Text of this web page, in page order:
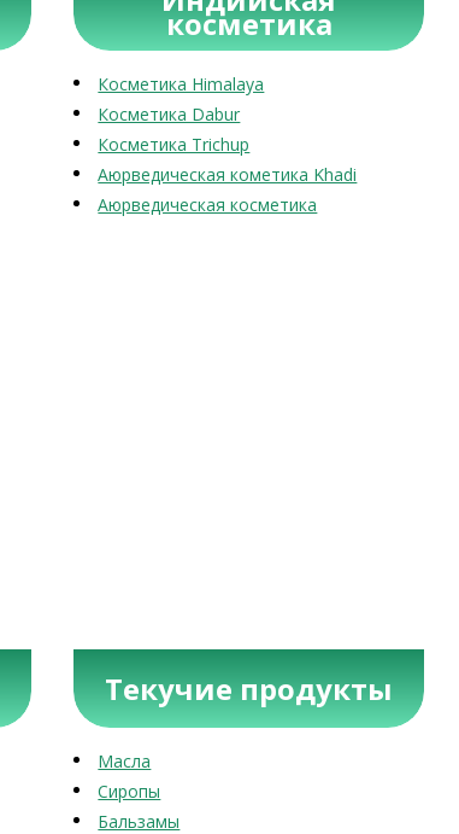
косметика
Косметика Himalaya
Косметика Dabur
Косметика Trichup
Аюрведическая кометика Khadi
Аюрведическая косметика
Текучие продукты
Масла
Сиропы
Бальзамы